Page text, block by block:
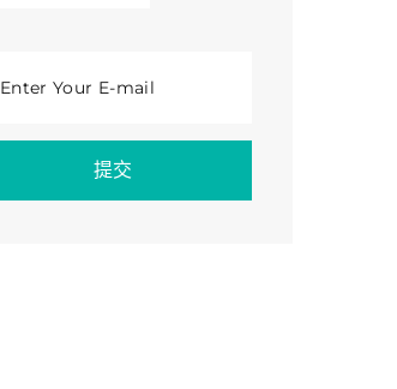
Enter Your E-mail
提交